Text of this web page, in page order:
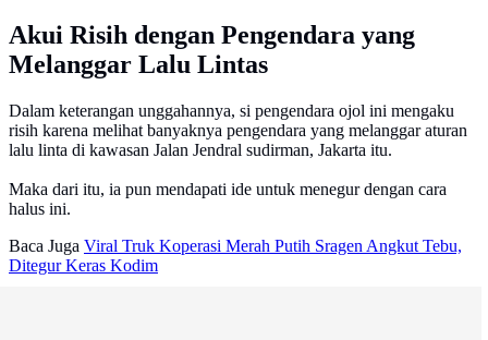
Akui Risih dengan Pengendara yang
Melanggar Lalu Lintas
Dalam keterangan unggahannya, si pengendara ojol ini mengaku
risih karena melihat banyaknya pengendara yang melanggar aturan
lalu linta di kawasan Jalan Jendral sudirman, Jakarta itu.
Maka dari itu, ia pun mendapati ide untuk menegur dengan cara
halus ini.
Baca Juga Viral Truk Koperasi Merah Putih Sragen Angkut Tebu,
Ditegur Keras Kodim